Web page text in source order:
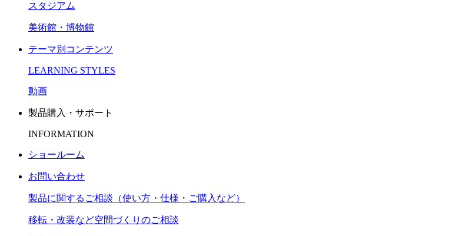
スタジアム
美術館・博物館
テーマ別コンテンツ
LEARNING STYLES
動画
製品購入・サポート
INFORMATION
ショールーム
お問い合わせ
製品に関するご相談（使い方・仕様・ご購入など）
移転・改装など空間づくりのご相談